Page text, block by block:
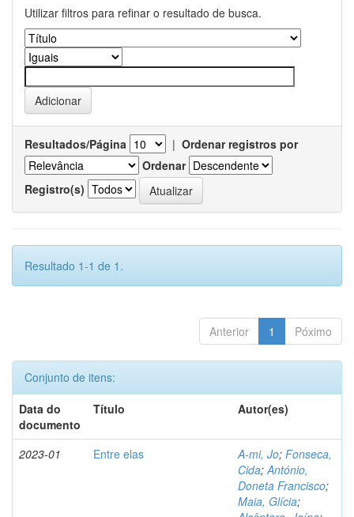
Utilizar filtros para refinar o resultado de busca.
Resultados/Página | Ordenar registros por
Ordenar
Registro(s)
Resultado 1-1 de 1.
Anterior 1 Póximo
Conjunto de itens:
Data do
documento
Título Autor(es)
2023-01 Entre elas A-mi, Jo; Fonseca,
Cida;António,
Doneta Francisco;
Maia, Glícia;